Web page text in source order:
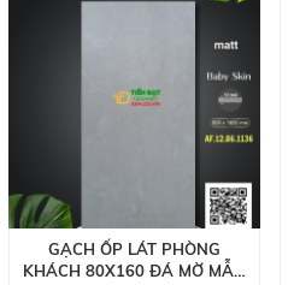
GẠCH ỐP LÁT PHÒNG
KHÁCH 80X160 ĐÁ MỜ MẪU